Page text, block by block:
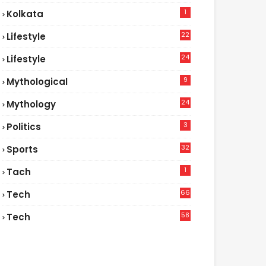
Kolkata 1
Lifestyle
22
Lifestyle
24
Mythological 9
Mythology 24
Politics 3
Sports 32
Tach 1
Tech
66
Tech
58